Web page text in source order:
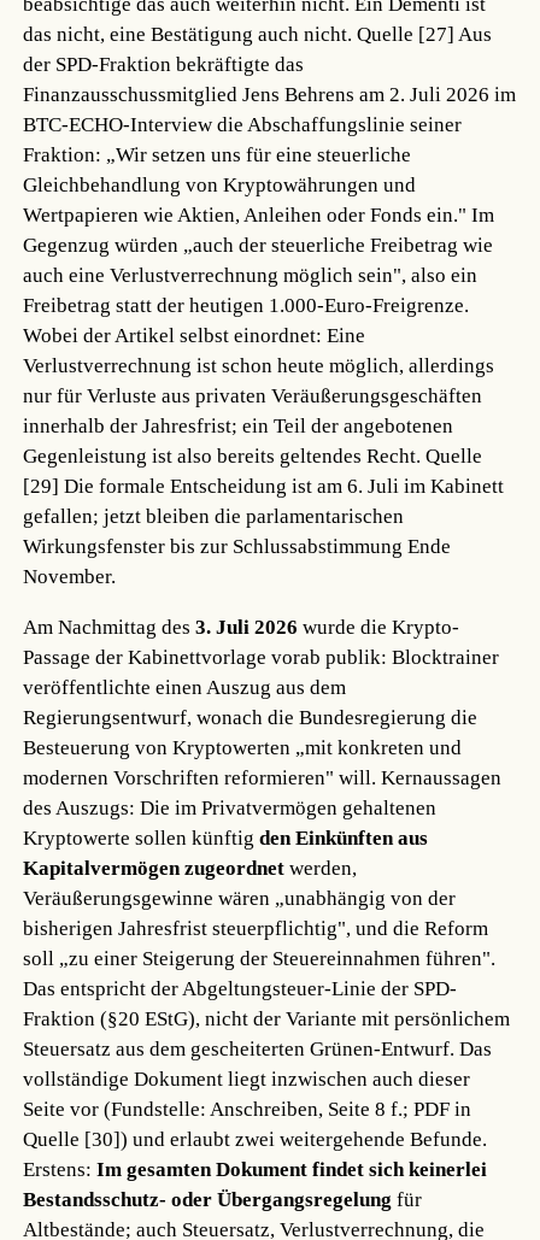
das nicht, eine Bestätigung auch nicht.Quelle [27] Aus
der SPD-Fraktion bekräftigte das
Finanzausschussmitglied Jens Behrens am 2. Juli 2026 im
BTC-ECHO-Interview die Abschaffungslinie seiner
Fraktion: „Wir setzen uns für eine steuerliche
Gleichbehandlung von Kryptowährungen und
Wertpapieren wie Aktien, Anleihen oder Fonds ein." Im
Gegenzug würden „auch der steuerliche Freibetrag wie
auch eine Verlustverrechnung möglich sein", also ein
Freibetrag statt der heutigen 1.000-Euro-Freigrenze.
Wobei der Artikel selbst einordnet: Eine
Verlustverrechnung ist schon heute möglich, allerdings
nur für Verluste aus privaten Veräußerungsgeschäften
innerhalb der Jahresfrist; ein Teil der angebotenen
Gegenleistung ist also bereits geltendes Recht.Quelle
[29] Die formale Entscheidung ist am 6. Juli im Kabinett
gefallen; jetzt bleiben die parlamentarischen
Wirkungsfenster bis zur Schlussabstimmung Ende
November.
Am Nachmittag des3. Juli 2026 wurde die Krypto-
Passage der Kabinettvorlage vorab publik: Blocktrainer
veröffentlichte einen Auszug aus dem
Regierungsentwurf, wonach die Bundesregierung die
Besteuerung von Kryptowerten „mit konkreten und
modernen Vorschriften reformieren" will. Kernaussagen
des Auszugs: Die im Privatvermögen gehaltenen
Kryptowerte sollen künftigden Einkünften aus
Kapitalvermögen zugeordnet werden,
Veräußerungsgewinne wären „unabhängig von der
bisherigen Jahresfrist steuerpflichtig", und die Reform
soll „zu einer Steigerung der Steuereinnahmen führen".
Das entspricht der Abgeltungsteuer-Linie der SPD-
Fraktion (§20 EStG), nicht der Variante mit persönlichem
Steuersatz aus dem gescheiterten Grünen-Entwurf. Das
vollständige Dokument liegt inzwischen auch dieser
Seite vor (Fundstelle: Anschreiben, Seite 8 f.; PDF in
Quelle [30]) und erlaubt zwei weitergehende Befunde.
Erstens:Im gesamten Dokument findet sich keinerlei
Bestandsschutz- oder Übergangsregelung für
Altbestände; auch Steuersatz, Verlustverrechnung, die